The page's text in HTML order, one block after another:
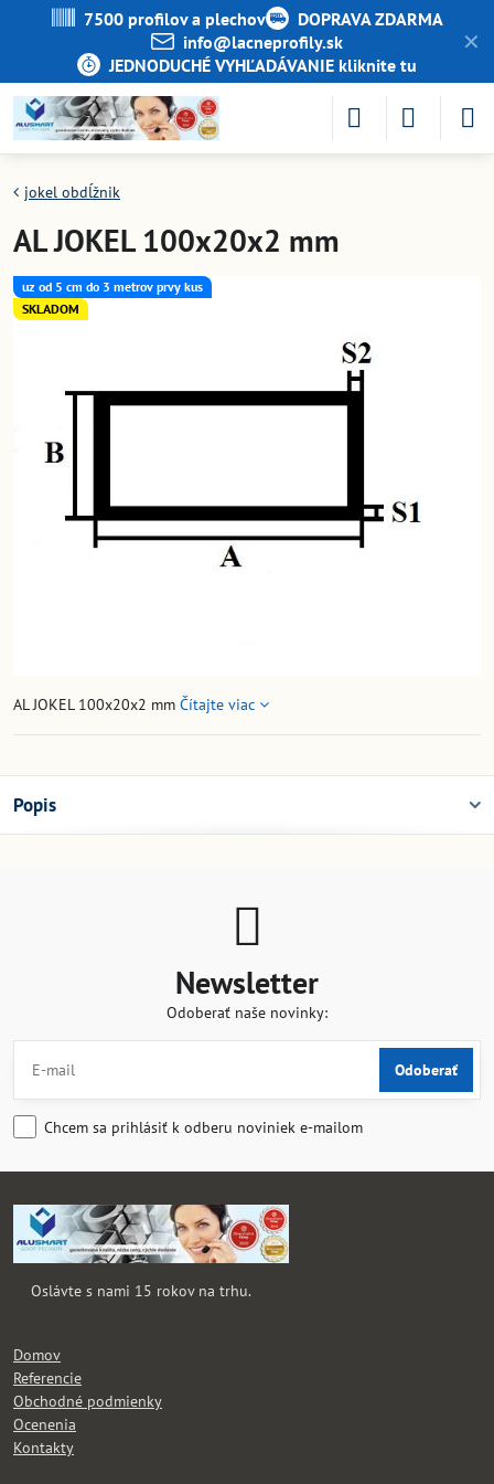
✕
7500 profilov a plechov
DOPRAVA ZDARMA
info​@lacneprofily​.sk
JEDNODUCHÉ VYHĽADÁVANIE kliknite tu
uz od 5 cm do 3 metrov prvy kus
SKLADOM
jokel obdĺžnik
AL JOKEL 100x20x2 mm
AL JOKEL 100x20x2 mm Čítajte viac
Popis
Newsletter
Odoberať naše novinky:
Odoberať
Chcem sa prihlásiť k odberu noviniek e-mailom
Oslávte s nami 15 rokov na trhu.
Domov
Referencie
Obchodné podmienky
Ocenenia
Kontakty